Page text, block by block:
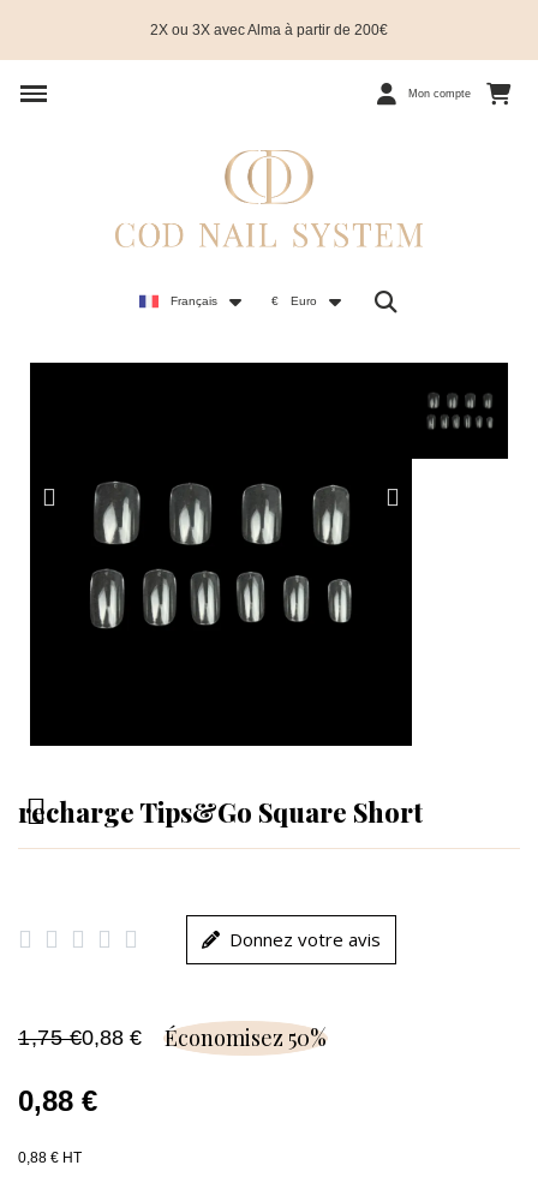
2X ou 3X avec Alma à partir de 200€
Mon compte
Français € Euro
recharge Tips&Go Square Short
     Donnez votre avis
1,75 €0,88 € Économisez 50%
0,88 €
0,88 € HT